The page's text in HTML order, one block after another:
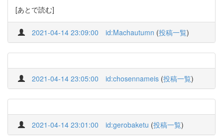
[あとで読む]
2021-04-14 23:09:00 id:Machautumn (投稿一覧)
2021-04-14 23:05:00 id:chosennameis (投稿一覧)
2021-04-14 23:01:00 id:gerobaketu (投稿一覧)